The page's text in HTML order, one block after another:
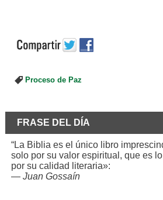
Proceso de Paz
FRASE DEL DÍA
“La Biblia es el único libro
solo por su valor espiritual, que es
por su calidad literaria»:
— Juan Gossaín